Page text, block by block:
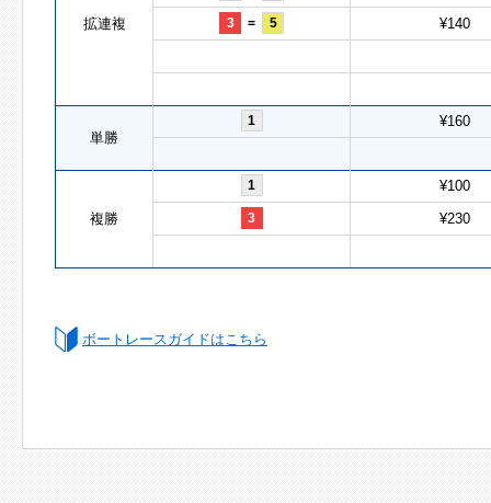
拡連複 3 = 5 ¥140
単勝
1 ¥160
複勝
1 ¥100
3 ¥230
ボートレースガイドはこちら